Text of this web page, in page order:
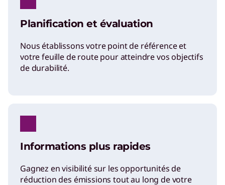
Planification et évaluation
Nous établissons votre point de référence et
votre feuille de route pour atteindre vos objectifs
de durabilité.
Informations plus rapides
Gagnez en visibilité sur les opportunités de
réduction des émissions tout au long de votre